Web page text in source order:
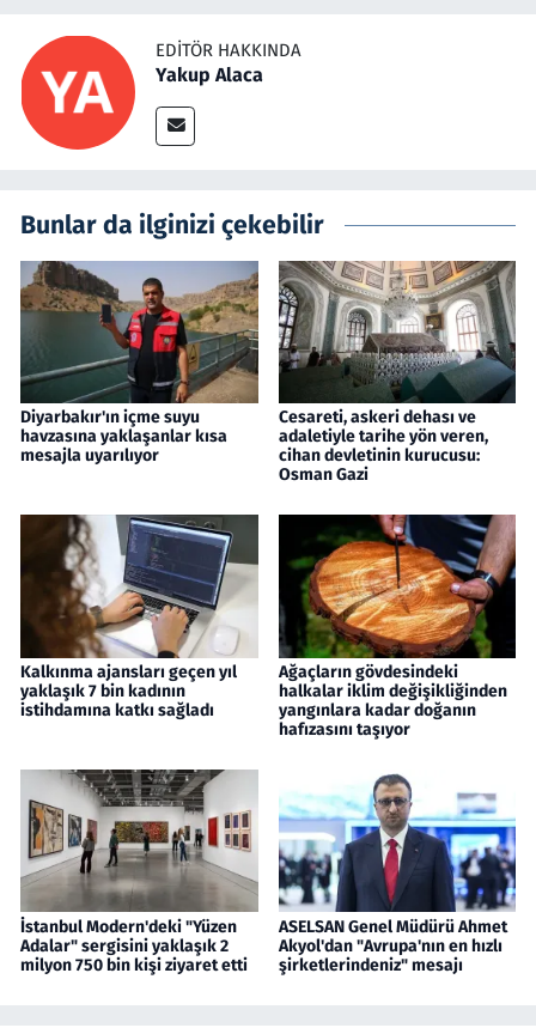
EDITÖR HAKKINDA
Yakup Alaca
Bunlar da ilginizi çekebilir
Diyarbakır'ın içme suyu
havzasına yaklaşanlar kısa
mesajla uyarılıyor
Cesareti, askeri dehası ve
adaletiyle tarihe yön veren,
cihan devletinin kurucusu:
Osman Gazi
Kalkınma ajansları geçen yıl
yaklaşık 7 bin kadının
istihdamına katkı sağladı
Ağaçların gövdesindeki
halkalar iklim değişikliğinden
yangınlara kadar doğanın
hafızasını taşıyor
İstanbul Modern'deki "Yüzen
Adalar" sergisini yaklaşık 2
milyon 750 bin kişi ziyaret etti
ASELSAN Genel Müdürü Ahmet
Akyol'dan "Avrupa'nın en hızlı
şirketlerindeniz" mesajı